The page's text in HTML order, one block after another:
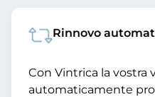
Rinnovo
Con Vintrica la vostra
automaticamente